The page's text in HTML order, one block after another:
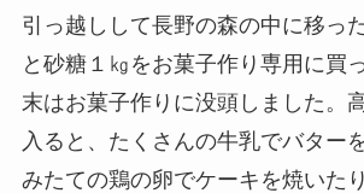
引っ越しして長野の森の中に移っ
と砂糖１㎏をお菓子作り専用に買
末はお菓子作りに没頭しました。
入ると、たくさんの牛乳でバター
みたての鶏の卵でケーキを焼いた